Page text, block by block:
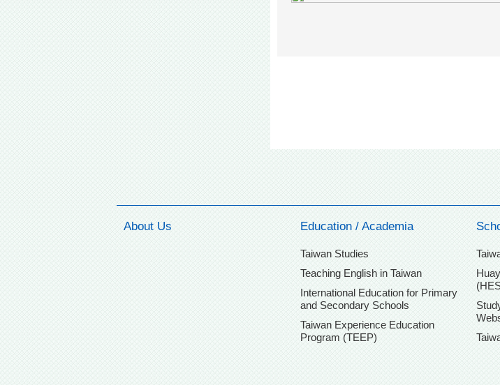
About Us Education / Academia
Taiwan Studies
Teaching English in Taiwan
International Education for Primary
and Secondary Schools
Taiwan Experience Education
Program (TEEP)